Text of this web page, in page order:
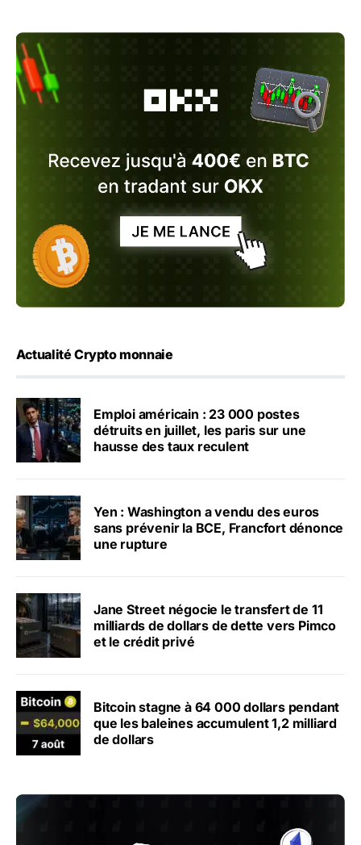
Actualité Crypto monnaie
Emploi américain : 23 000 postes
détruits en juillet, les paris sur une
hausse des taux reculent
Yen : Washington a vendu des euros
sans prévenir la BCE, Francfort dénonce
une rupture
Jane Street négocie le transfert de 11
milliards de dollars de dette vers Pimco
et le crédit privé
Bitcoin stagne à 64 000 dollars pendant
que les baleines accumulent 1,2 milliard
de dollars